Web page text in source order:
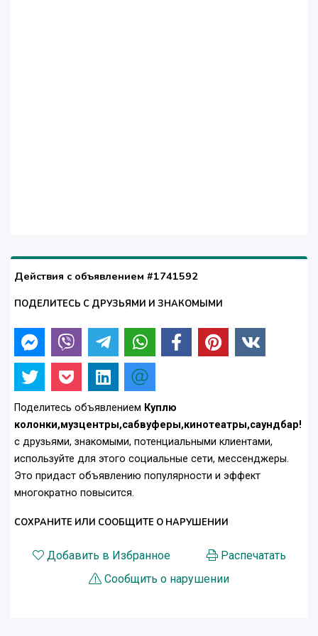
Действия с объявлением #1741592
ПОДЕЛИТЕСЬ С ДРУЗЬЯМИ И ЗНАКОМЫМИ
Поделитесь объявлением Куплю
колонки,музцентры,сабвуферы,кинотеатры,саундбар!
с друзьями, знакомыми, потенциальными клиентами,
используйте для этого социальные сети, мессенджеры.
Это придаст объявлению популярности и эффект
многократно повысится.
СОХРАНИТЕ ИЛИ СООБЩИТЕ О НАРУШЕНИИ
Добавить в Избранное
Распечатать
Сообщить о нарушении